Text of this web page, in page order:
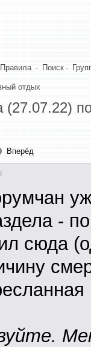
Правила · Поиск ·
отдых
(27.07.22)
Вперёд
-
сюда